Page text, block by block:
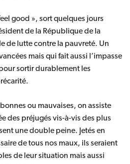
good », sort quelques jours
de la République de la
de lutte contre la pauvreté. Un
mais qui fait aussi l’impasse
sortir durablement les
ou mauvaises, on assiste
des préjugés vis-à-vis des plus
une double peine. Jetés en
de tous nos maux, ils seraient
de leur situation mais aussi